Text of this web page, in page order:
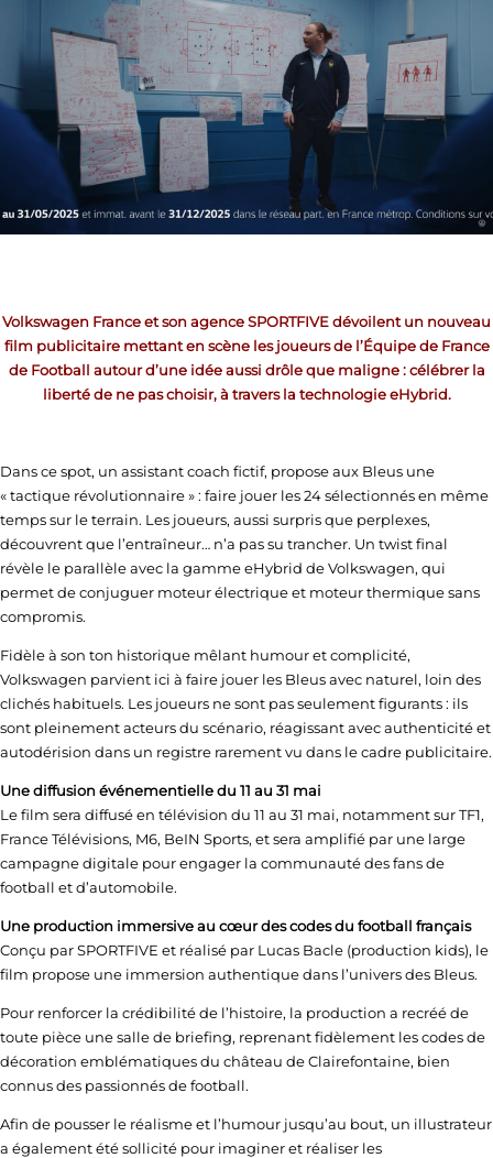
Volkswagen France et son agence SPORTFIVE dévoilent un nouveau
film publicitaire mettant en scène les joueurs de l’Équipe de France
de Football autour d’une idée aussi drôle que maligne : célébrer la
liberté de ne pas choisir, à travers la technologie eHybrid.
Dans ce spot, un assistant coach fictif, propose aux Bleus une
« tactique révolutionnaire » : faire jouer les 24 sélectionnés en même
temps sur le terrain. Les joueurs, aussi surpris que perplexes,
découvrent que l’entraîneur… n’a pas su trancher. Un twist final
révèle le parallèle avec la gamme eHybrid de Volkswagen, qui
permet de conjuguer moteur électrique et moteur thermique sans
compromis.
Fidèle à son ton historique mêlant humour et complicité,
Volkswagen parvient ici à faire jouer les Bleus avec naturel, loin des
clichés habituels. Les joueurs ne sont pas seulement figurants : ils
sont pleinement acteurs du scénario, réagissant avec authenticité et
autodérision dans un registre rarement vu dans le cadre publicitaire.
Une diffusion événementielle du 11 au 31 mai
Le film sera diffusé en télévision du 11 au 31 mai, notamment sur TF1,
France Télévisions, M6, BeIN Sports, et sera amplifié par une large
campagne digitale pour engager la communauté des fans de
football et d’automobile.
Une production immersive au cœur des codes du football français
Conçu par SPORTFIVE et réalisé par Lucas Bacle (production kids), le
film propose une immersion authentique dans l’univers des Bleus.
Pour renforcer la crédibilité de l’histoire, la production a recréé de
toute pièce une salle de briefing, reprenant fidèlement les codes de
décoration emblématiques du château de Clairefontaine, bien
connus des passionnés de football.
Afin de pousser le réalisme et l’humour jusqu’au bout, un illustrateur
a également été sollicité pour imaginer et réaliser les